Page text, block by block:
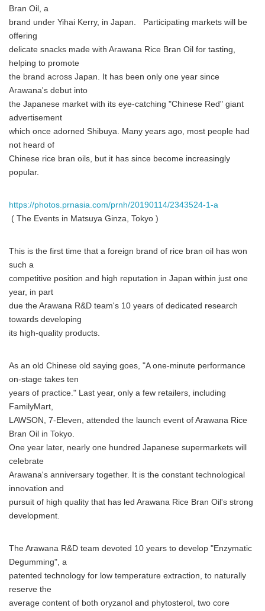
Bran Oil, a
brand under Yihai Kerry, in Japan. Participating markets will be
offering
delicate snacks made with Arawana Rice Bran Oil for tasting,
helping to promote
the brand across Japan. It has been only one year since
Arawana's debut into
the Japanese market with its eye-catching "Chinese Red" giant
advertisement
which once adorned Shibuya. Many years ago, most people had
not heard of
Chinese rice bran oils, but it has since become increasingly
popular.
https://photos.prnasia.com/prnh/20190114/2343524-1-a
 ( The Events in Matsuya Ginza, Tokyo )
This is the first time that a foreign brand of rice bran oil has won
such a
competitive position and high reputation in Japan within just one
year, in part
due the Arawana R&D team's 10 years of dedicated research
towards developing
its high-quality products.
As an old Chinese old saying goes, "A one-minute performance
on-stage takes ten
years of practice." Last year, only a few retailers, including
FamilyMart,
LAWSON, 7-Eleven, attended the launch event of Arawana Rice
Bran Oil in Tokyo.
One year later, nearly one hundred Japanese supermarkets will
celebrate
Arawana's anniversary together. It is the constant technological
innovation and
pursuit of high quality that has led Arawana Rice Bran Oil's strong
development.
The Arawana R&D team devoted 10 years to develop "Enzymatic
Degumming", a
patented technology for low temperature extraction, to naturally
reserve the
average content of both oryzanol and phytosterol, two core